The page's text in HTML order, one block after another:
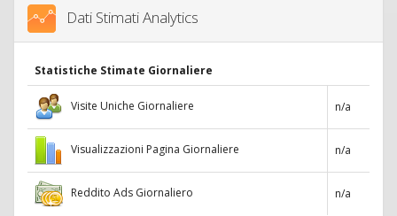
Dati Stimati Analytics
Statistiche Stimate Giornaliere
Visite Uniche Giornaliere n/a
Visualizzazioni Pagina Giornaliere n/a
Reddito Ads Giornaliero n/a